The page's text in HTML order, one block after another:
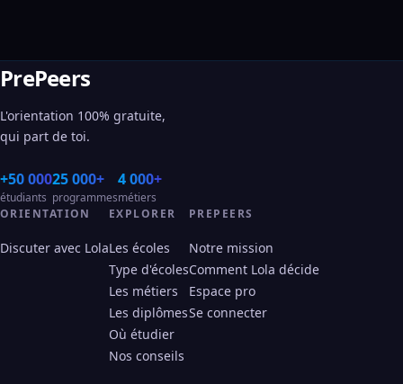
PrePeers
L'orientation 100% gratuite,
qui part de toi.
+50 000
étudiants
25 000+
programmes
4 000+
métiers
ORIENTATION
Discuter avec Lola
EXPLORER
Les écoles
Type d'écoles
Les métiers
Les diplômes
Où étudier
Nos conseils
PREPEERS
Notre mission
Comment Lola décide
Espace pro
Se connecter